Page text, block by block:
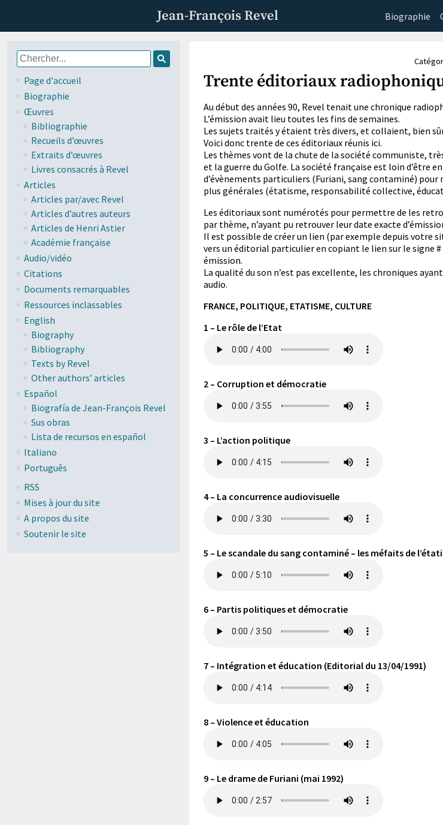
Jean-François Revel Biographie
Page d'accueil
Biographie
Œuvres
Bibliographie
Recueils d’œuvres
Extraits d’œuvres
Livres consacrés à Revel
Articles
Articles par/avec Revel
Articles d’autres auteurs
Articles de Henri Astier
Académie française
Audio/vidéo
Citations
Documents remarquables
Ressources inclassables
English
Biography
Bibliography
Texts by Revel
Other authors’ articles
Español
Biografía de Jean-François Revel
Sus obras
Lista de recursos en español
Italiano
Português
RSS
Mises à jour du site
A propos du site
Soutenir le site
Trente éditoriaux
Au début des années 90, Revel tenait une chronique
L’émission avait lieu toutes les fins de semaines.
Les sujets traités y étaient très divers, et collaient, bien
Voici donc trente de ces éditoriaux réunis ici.
Les thèmes vont de la chute de la société communiste,
et la guerre du Golfe. La société française est loin d’être
d’évènements particuliers (Furiani, sang contaminé)
plus générales (étatisme, responsabilité collective,
Les éditoriaux sont numérotés pour permettre de les
par thème, n’ayant pu retrouver leur date exacte
Il est possible de créer un lien (par exemple depuis votre
vers un éditorial particulier en copiant le lien sur le signe
émission.
La qualité du son n’est pas excellente, les chroniques
audio.
FRANCE, POLITIQUE, ETATISME, CULTURE
1 – Le rôle de l’Etat
2 – Corruption et démocratie
3 – L’action politique
4 – La concurrence audiovisuelle
5 – Le scandale du sang contaminé – les méfaits de
6 – Partis politiques et démocratie
7 – Intégration et éducation (Editorial du 13/04/1991)
8 – Violence et éducation
9 – Le drame de Furiani (mai 1992)